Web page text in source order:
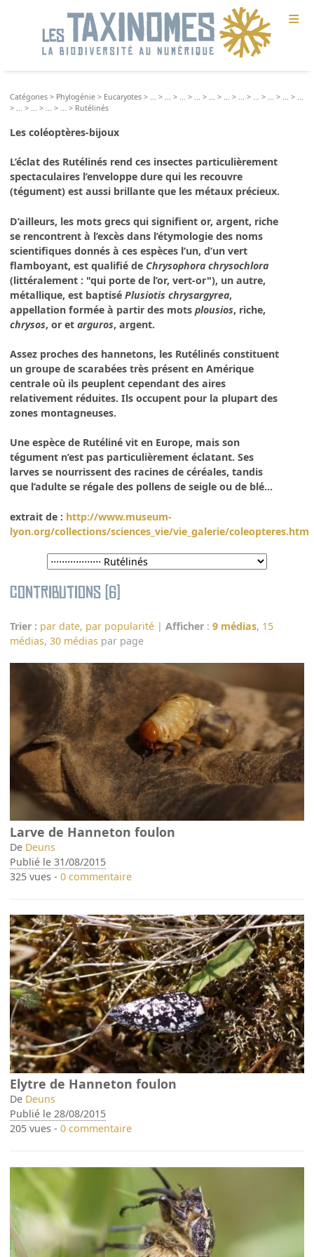
≡
Catégories > Phylogénie > Eucaryotes > > > > > > > > > > >
>
> > > > Rutélinés
Les coléoptères-bijoux
L’éclat des Rutélinés rend ces insectes particulièrement
spectaculaires l’enveloppe dure qui les recouvre
(tégument) est aussi brillante que les métaux précieux.
D’ailleurs, les mots grecs qui signifient or, argent, riche
se rencontrent à l’excès dans l’étymologie des noms
scientifiques donnés à ces espèces l’un, d’un vert
flamboyant, est qualifié de Chrysophora chrysochlora
(littéralement : "qui porte de l’or, vert-or"), un autre,
métallique, est baptiséPlusiotis chrysargyrea,
appellation formée à partir des motsplousios, riche,
chrysos, or etarguros, argent.
Assez proches des hannetons, les Rutélinés constituent
un groupe descarabées très présent en Amérique
centrale où ils peuplent cependant des aires
relativement réduites. Ils occupent pour la plupart des
zones montagneuses.
Une espèce de Rutéliné vit en Europe, mais son
tégument n’est pas particulièrement éclatant. Ses
larves se nourrissent des racines de céréales, tandis
que l’adulte se régale des pollens de seigle ou de blé...
extrait de : http://www.museum-
lyon.org/collections/sciences_vie/vie_galerie/coleopteres.htm
Contributions (6)
Trier : par date, par popularité |Afficher :9 médias, 15
médias,30 médias par page
Larve de Hanneton foulon
De Deuns
Publié le 31/08/2015
325 vues -0 commentaire
Elytre de Hanneton foulon
De Deuns
Publié le 28/08/2015
205 vues -0 commentaire